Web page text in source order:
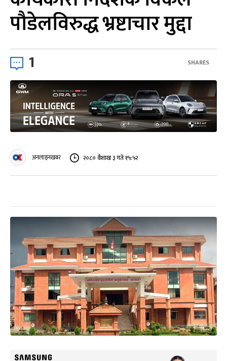
पौडेलविरुद्ध भ्रष्टाचार मुद्दा
1 SHARES
अनलाइनखबर २०८० वैशाख ३ गते १५:५२